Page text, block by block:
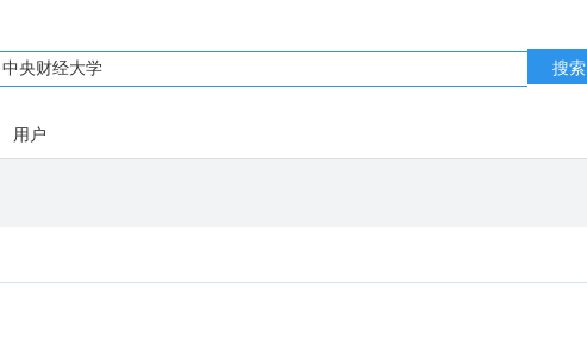
搜索
用户